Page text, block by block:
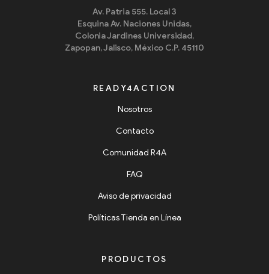
Av. Patria 555. Local 3
Esquina Av. Naciones Unidas,
Colonia Jardines Universidad,
Zapopan, Jalisco, México C.P. 45110
READY4ACTION
Nosotros
Contacto
Comunidad R4A
FAQ
Aviso de privacidad
Políticas Tienda en Línea
PRODUCTOS